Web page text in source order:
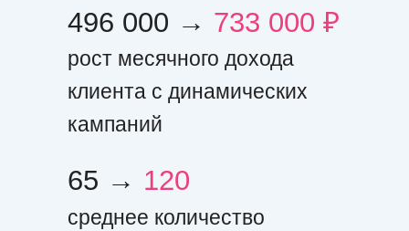
65 → 120
среднее количество
496 000 → 733 000 ₽
рост месячного дохода
клиента с динамических
кампаний